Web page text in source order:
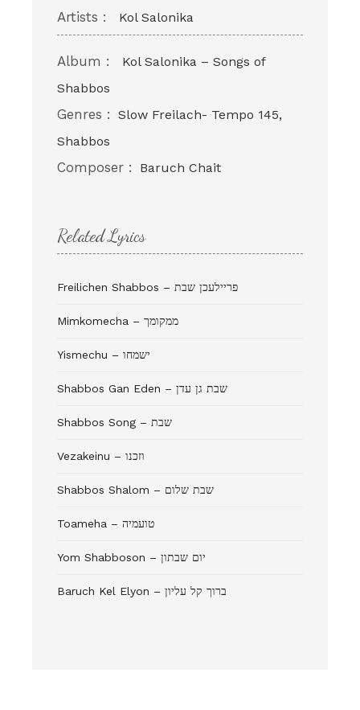
Artists : Kol Salonika
Album :
Kol Salonika – Songs of
Shabbos
Genres : Slow Freilach- Tempo 145,
Shabbos
Composer : Baruch Chait
Related Lyrics
Freilichen Shabbos – פריילעכן שבת
Mimkomecha – ממקומך
Yismechu – ישמחו
Shabbos Gan Eden – שבת גן עדן
Shabbos Song – שבת
Vezakeinu – וזכנו
Shabbos Shalom – שבת שלום
Toameha – טועמיה
Yom Shabboson – יום שבתון
Baruch Kel Elyon – ברוך קל עליון